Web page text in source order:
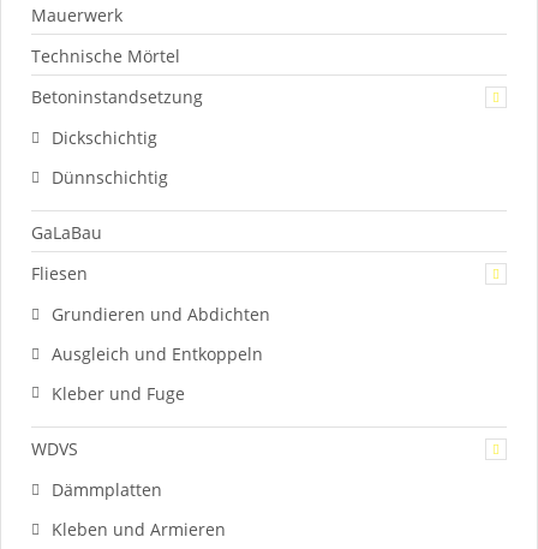
Mauerwerk
Technische Mörtel
Betoninstandsetzung
Dickschichtig
Dünnschichtig
GaLaBau
Fliesen
Grundieren und Abdichten
Ausgleich und Entkoppeln
Kleber und Fuge
WDVS
Dämmplatten
Kleben und Armieren